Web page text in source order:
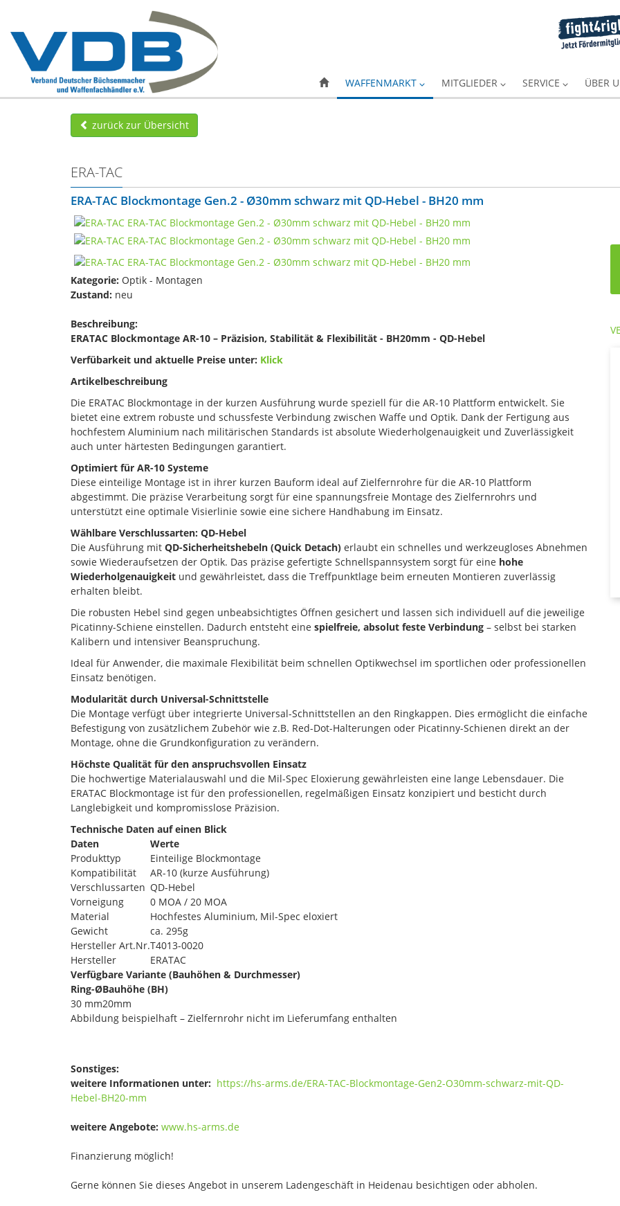
WAFFENMARKT MITGLIEDER SERVICE ÜBER
zurück zur Übersicht
ERA-TAC
ERA-TAC Blockmontage Gen.2 - Ø30mm schwarz mit QD-Hebel - BH20 mm
Kategorie: Optik - Montagen
Zustand: neu
Beschreibung:
ERATAC Blockmontage AR-10 – Präzision, Stabilität & Flexibilität - BH20mm - QD-Hebel
Verfübarkeit und aktuelle Preise unter: Klick
Artikelbeschreibung
Die ERATAC Blockmontage in der kurzen Ausführung wurde speziell für die AR-10 Plattform entwickelt. Sie
bietet eine extrem robuste und schussfeste Verbindung zwischen Waffe und Optik. Dank der Fertigung aus
hochfestem Aluminium nach militärischen Standards ist absolute Wiederholgenauigkeit und Zuverlässigkeit
auch unter härtesten Bedingungen garantiert.
Optimiert für AR-10 Systeme
Diese einteilige Montage ist in ihrer kurzen Bauform ideal auf Zielfernrohre für die AR-10 Plattform
abgestimmt. Die präzise Verarbeitung sorgt für eine spannungsfreie Montage des Zielfernrohrs und
unterstützt eine optimale Visierlinie sowie eine sichere Handhabung im Einsatz.
Wählbare Verschlussarten: QD-Hebel
Die Ausführung mit QD-Sicherheitshebeln (Quick Detach) erlaubt ein schnelles und werkzeugloses Abnehmen
sowie Wiederaufsetzen der Optik. Das präzise gefertigte Schnellspannsystem sorgt für eine hohe
Wiederholgenauigkeit und gewährleistet, dass die Treffpunktlage beim erneuten Montieren zuverlässig
erhalten bleibt.
Die robusten Hebel sind gegen unbeabsichtigtes Öffnen gesichert und lassen sich individuell auf die jeweilige
Picatinny-Schiene einstellen. Dadurch entsteht eine spielfreie, absolut feste Verbindung – selbst bei starken
Kalibern und intensiver Beanspruchung.
Ideal für Anwender, die maximale Flexibilität beim schnellen Optikwechsel im sportlichen oder professionellen
Einsatz benötigen.
Modularität durch Universal-Schnittstelle
Die Montage verfügt über integrierte Universal-Schnittstellen an den Ringkappen. Dies ermöglicht die einfache
Befestigung von zusätzlichem Zubehör wie z.B. Red-Dot-Halterungen oder Picatinny-Schienen direkt an der
Montage, ohne die Grundkonfiguration zu verändern.
Höchste Qualität für den anspruchsvollen Einsatz
Die hochwertige Materialauswahl und die Mil-Spec Eloxierung gewährleisten eine lange Lebensdauer. Die
ERATAC Blockmontage ist für den professionellen, regelmäßigen Einsatz konzipiert und besticht durch
Langlebigkeit und kompromisslose Präzision.
Technische Daten auf einen Blick
Daten
Werte
Produkttyp
Einteilige Blockmontage
Kompatibilität
AR-10 (kurze Ausführung)
Verschlussarten QD-Hebel
Vorneigung
0 MOA / 20 MOA
Material
Hochfestes Aluminium, Mil-Spec eloxiert
Gewicht
ca. 295g
Hersteller Art.Nr.T4013-0020
Hersteller
ERATAC
Verfügbare Variante (Bauhöhen & Durchmesser)
Ring-ØBauhöhe (BH)
30 mm20mm
Abbildung beispielhaft – Zielfernrohr nicht im Lieferumfang enthalten
Sonstiges:
weitere Informationen unter: https://hs-arms.de/ERA-TAC-Blockmontage-Gen2-O30mm-schwarz-mit-QD-
Hebel-BH20-mm
weitere Angebote: www.hs-arms.de
Finanzierung möglich!
Gerne können Sie dieses Angebot in unserem Ladengeschäft in Heidenau besichtigen oder abholen.